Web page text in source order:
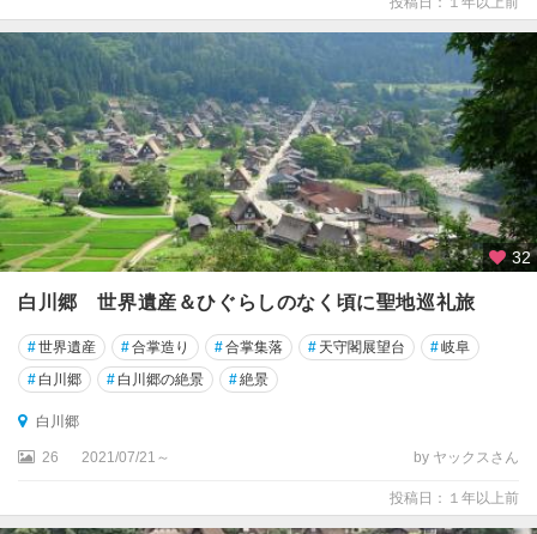
32
白川郷 世界遺産＆ひぐらしのなく頃に聖地巡礼旅
#世界遺産 #合掌造り #合掌集落 # 天守閣展望台 #岐阜
# 白川郷 # 白川郷の絶景 #絶景
白川郷
26 2021/07/21～ by ヤックスさん
投稿日：１年以上前